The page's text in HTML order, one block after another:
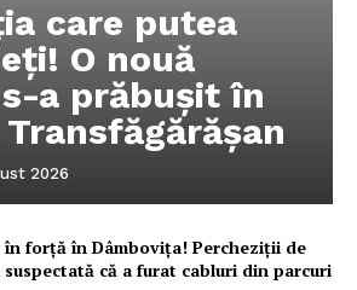
care putea
O nouă
a prăbușit în
2026
în forță în Dâmbovița! Percheziții de
că a furat cabluri din parcuri